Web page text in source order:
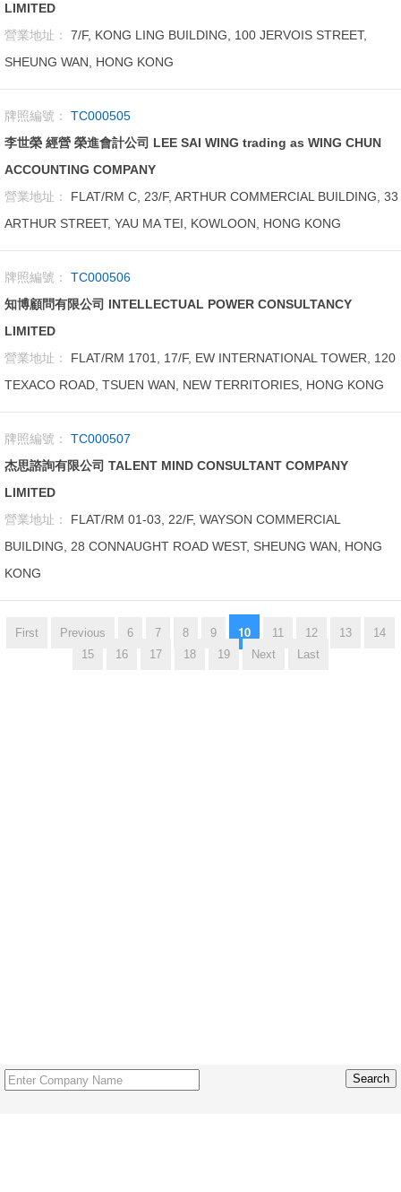
LIMITED
營業地址：
7/F, KONG LING BUILDING, 100 JERVOIS STREET,
SHEUNG WAN, HONG KONG
牌照編號：
TC000505
李世榮 經營 榮進會計公司 LEE SAI WING trading as WING CHUN
ACCOUNTING COMPANY
營業地址：
FLAT/RM C, 23/F, ARTHUR COMMERCIAL BUILDING, 33
ARTHUR STREET, YAU MA TEI, KOWLOON, HONG KONG
牌照編號：
TC000506
知博顧問有限公司 INTELLECTUAL POWER CONSULTANCY
LIMITED
營業地址：
FLAT/RM 1701, 17/F, EW INTERNATIONAL TOWER, 120
TEXACO ROAD, TSUEN WAN, NEW TERRITORIES, HONG KONG
牌照編號：
TC000507
杰思諮詢有限公司 TALENT MIND CONSULTANT COMPANY
LIMITED
營業地址：
FLAT/RM 01-03, 22/F, WAYSON COMMERCIAL
BUILDING, 28 CONNAUGHT ROAD WEST, SHEUNG WAN, HONG
KONG
First Previous 6 7 8 9 10 11 12 13
14
15
16 17 18 19 Next Last